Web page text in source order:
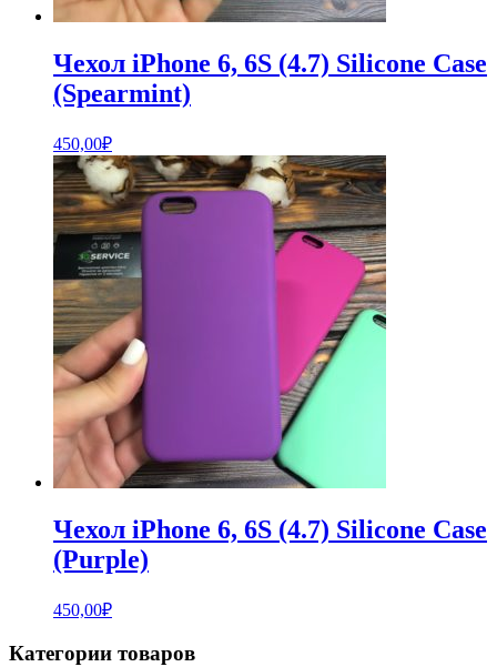
Чехол iPhone 6, 6S (4.7) Silicone Case
(Spearmint)
450,00₽
Чехол iPhone 6, 6S (4.7) Silicone Case
(Purple)
450,00₽
Категории товаров